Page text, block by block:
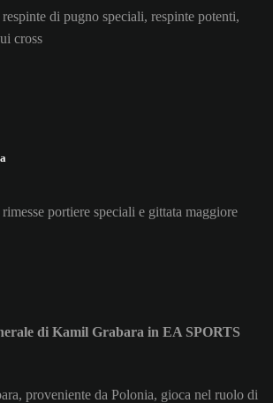
di pugno speciali, respinte potenti,
cross
portiere speciali e gittata maggiore
di Kamil Grabara in EA SPORTS
proveniente da Polonia, gioca nel ruolo di